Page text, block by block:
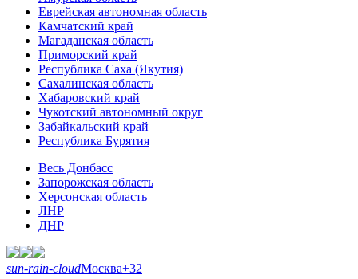
Еврейская автономная область
Камчатский край
Магаданская область
Приморский край
Республика Саха (Якутия)
Сахалинская область
Хабаровский край
Чукотский автономный округ
Забайкальский край
Республика Бурятия
Весь Донбасс
Запорожская область
Херсонская область
ЛНР
ДНР
sun-rain-cloudМосква+32